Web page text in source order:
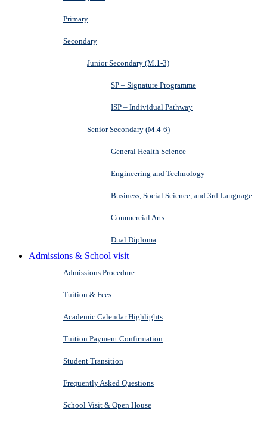
Primary
Secondary
Junior Secondary (M.1-3)
SP – Signature Programme
ISP – Individual Pathway
Senior Secondary (M.4-6)
General Health Science
Engineering and Technology
Business, Social Science, and 3rd Language
Commercial Arts
Dual Diploma
Admissions & School visit
Admissions Procedure
Tuition & Fees
Academic Calendar Highlights
Tuition Payment Confirmation
Student Transition
Frequently Asked Questions
School Visit & Open House